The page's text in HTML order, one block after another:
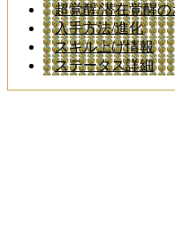
超覚醒/潜在覚醒
入手方法/進化
スキル上げ情報
ステータス詳細